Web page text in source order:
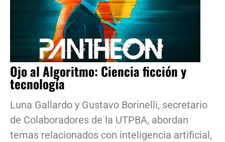
Ojo al Algoritmo: Ciencia ficción y
tecnología
Luna Gallardo y Gustavo Borinelli, secretario
de Colaboradores de la UTPBA, abordan
temas relacionados con inteligencia artificial,